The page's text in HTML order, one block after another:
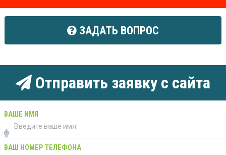
ЗАДАТЬ ВОПРОС
Отправить заявку с сайта
ВАШЕ ИМЯ
ВАШ НОМЕР ТЕЛЕФОНА